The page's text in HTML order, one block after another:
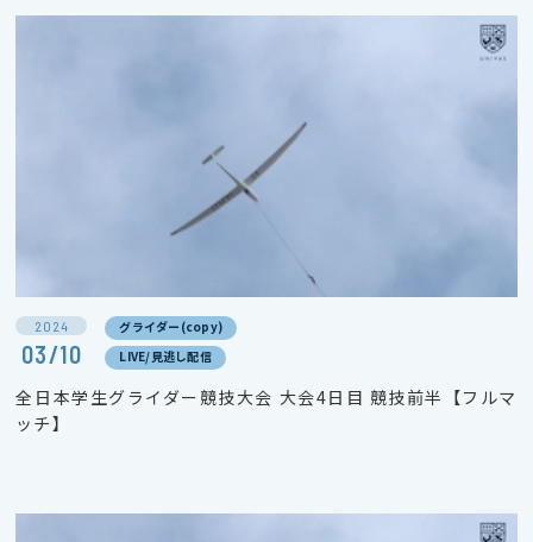
2024
03/10
グライダー(copy)
LIVE/見逃し配信
全日本学生グライダー競技大会 大会4日目 競技前半【フルマ
ッチ】